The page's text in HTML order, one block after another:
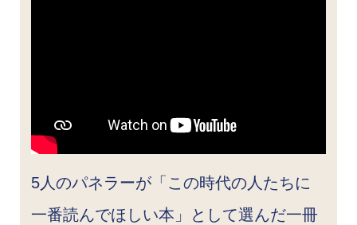
5人のパネラーが「この時代の人たちに
一番読んでほしい本」として選んだ一冊